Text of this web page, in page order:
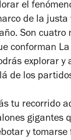
el
de la justa
Son cuatro
conforman
explorar y
de los
tu recorrido
gigantes
y tomarse